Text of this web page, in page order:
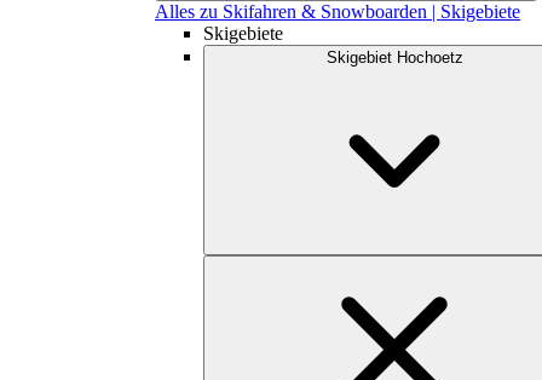
Alles zu Skifahren & Snowboarden | Skigebiete
Skigebiete
Skigebiet Hochoetz